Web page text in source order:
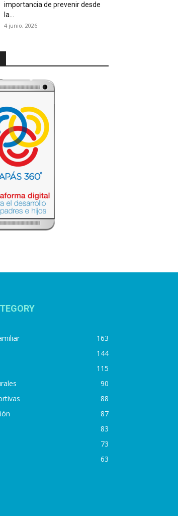
importancia de prevenir desde
la...
4 junio, 2026
163
144
115
90
88
87
83
73
63